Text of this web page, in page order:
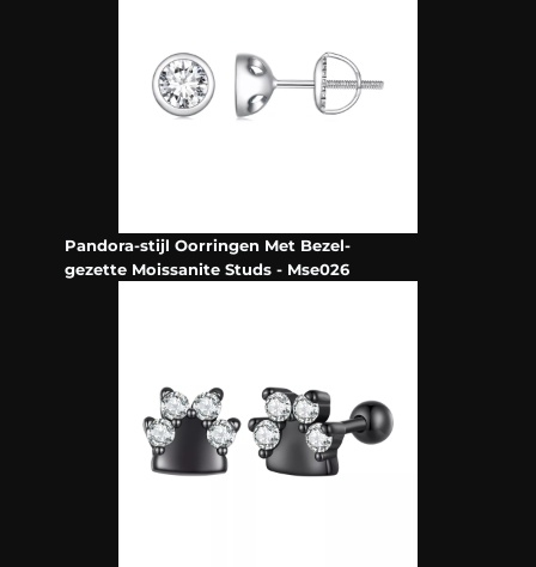
Pandora-stijl Oorringen Met Bezel-
gezette Moissanite Studs - Mse026